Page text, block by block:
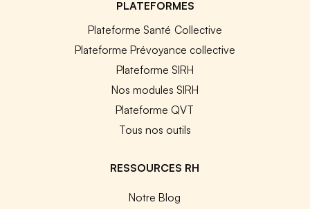
PLATEFORMES
Plateforme Santé Collective
Plateforme Prévoyance collective
Plateforme SIRH
Nos modules SIRH
Plateforme QVT
Tous nos outils
RESSOURCES RH
Notre Blog